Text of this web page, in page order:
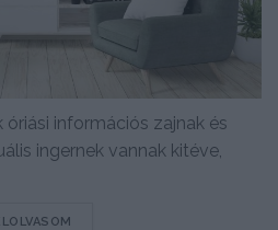
információs zajnak és
ingernek vannak kitéve,